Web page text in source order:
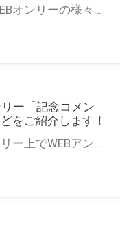
とらのあなでは、WEBオンリーの様々な支援を実施しています。 今回は2021年9月に実装を予定しているアップデート情報についてご紹介いたします。 とらのあなWEBオンリーサイトはこちら
ー「記念コメン
をご紹介します！
とらのあなWEBオンリー上でWEBアンソロジーが作成できる「記念コメント」について、その使い方や作成手順を解説します！ 支援タイプを「サークル参加型」「サークル参加型・マルシェ(イベント会場)機能付き」でお申し込みいただいている主催者様はぜひご活用ください♪ とらのあなWEBオンリーサイトはこちら